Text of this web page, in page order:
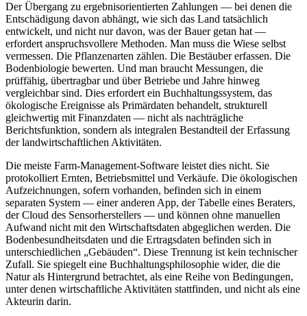
Der Übergang zu ergebnisorientierten Zahlungen — bei denen die
Entschädigung davon abhängt, wie sich das Land tatsächlich
entwickelt, und nicht nur davon, was der Bauer getan hat —
erfordert anspruchsvollere Methoden. Man muss die Wiese selbst
vermessen. Die Pflanzenarten zählen. Die Bestäuber erfassen. Die
Bodenbiologie bewerten. Und man braucht Messungen, die
prüffähig, übertragbar und über Betriebe und Jahre hinweg
vergleichbar sind. Dies erfordert ein Buchhaltungssystem, das
ökologische Ereignisse als Primärdaten behandelt, strukturell
gleichwertig mit Finanzdaten — nicht als nachträgliche
Berichtsfunktion, sondern als integralen Bestandteil der Erfassung
der landwirtschaftlichen Aktivitäten.
Die meiste Farm-Management-Software leistet dies nicht. Sie
protokolliert Ernten, Betriebsmittel und Verkäufe. Die ökologischen
Aufzeichnungen, sofern vorhanden, befinden sich in einem
separaten System — einer anderen App, der Tabelle eines Beraters,
der Cloud des Sensorherstellers — und können ohne manuellen
Aufwand nicht mit den Wirtschaftsdaten abgeglichen werden. Die
Bodenbesundheitsdaten und die Ertragsdaten befinden sich in
unterschiedlichen „Gebäuden“. Diese Trennung ist kein technischer
Zufall. Sie spiegelt eine Buchhaltungsphilosophie wider, die die
Natur als Hintergrund betrachtet, als eine Reihe von Bedingungen,
unter denen wirtschaftliche Aktivitäten stattfinden, und nicht als eine
Akteurin darin.